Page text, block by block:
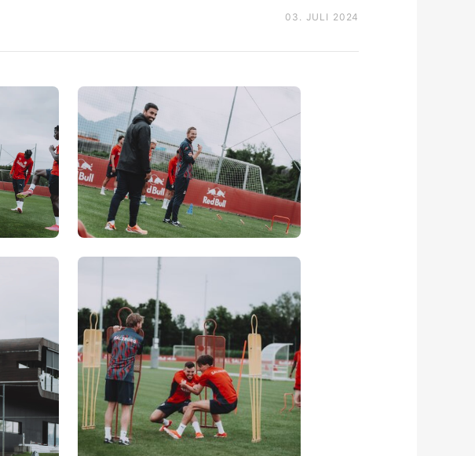
03. JULI 2024